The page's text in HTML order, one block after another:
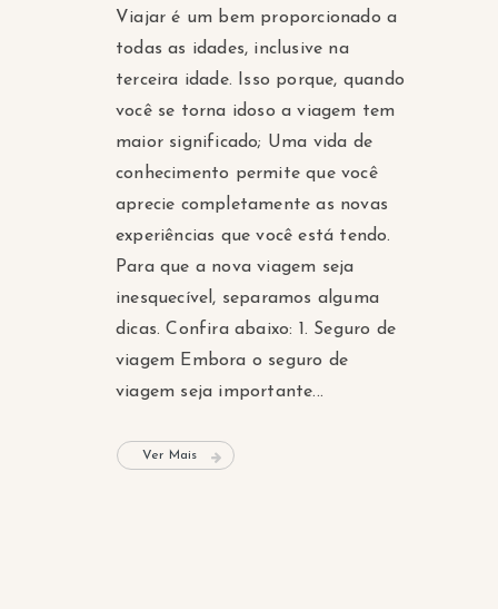
Viajar é um bem proporcionado a
todas as idades, inclusive na
terceira idade. Isso porque, quando
você se torna idoso a viagem tem
maior significado; Uma vida de
conhecimento permite que você
aprecie completamente as novas
experiências que você está tendo.
Para que a nova viagem seja
inesquecível, separamos alguma
dicas. Confira abaixo: 1. Seguro de
viagem Embora o seguro de
viagem seja importante...
Ver Mais